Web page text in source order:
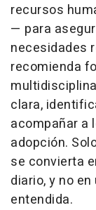
recursos
— para
necesidades
recomienda
clara,
acompañar a
adopción.
se convierta
diario, y no
entendida.